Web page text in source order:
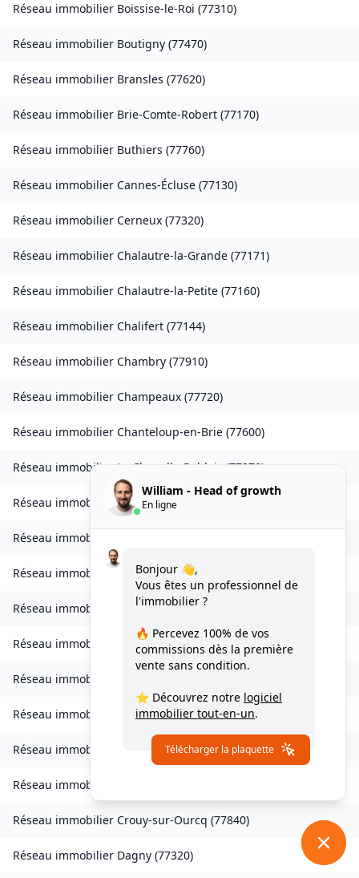
Réseau immobilier Boissise-le-Roi (77310)
Réseau immobilier Boutigny (77470)
Réseau immobilier Bransles (77620)
Réseau immobilier Brie-Comte-Robert (77170)
Réseau immobilier Buthiers (77760)
Réseau immobilier Cannes-Écluse (77130)
Réseau immobilier Cerneux (77320)
Réseau immobilier Chalautre-la-Grande (77171)
Réseau immobilier Chalautre-la-Petite (77160)
Réseau immobilier Chalifert (77144)
Réseau immobilier Chambry (77910)
Réseau immobilier Champeaux (77720)
Réseau immobilier Chanteloup-en-Brie (77600)
Réseau immobilier La Chapelle-Rablais (77370)
Réseau immobilierLes Chapelles-Bourbon
Réseau immobilier
Réseau immobilier Charny(77410)
Réseau immobilier Chessy(77700)
Réseau immobilier Combs-la-Ville(77380)
Réseau immobilier
Réseau immobilier Condé-Sainte-Libiaire(77450
Réseau immobilier Coupvray(77700)
Réseau immobilier
Réseau immobilier Crouy-sur-Ourcq (77840)
Réseau immobilier Dagny (77320)
William - Head of growth
En ligne
Bonjour 👋,
Vous êtes un professionnel de
l'immobilier ?
🔥 Percevez 100% de vos
commissions dès la première
vente sans condition.
⭐ Découvrez notre logiciel
immobilier tout-en-un.
Télécharger la plaquette